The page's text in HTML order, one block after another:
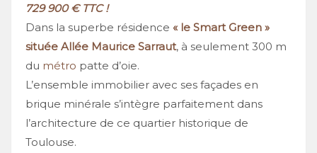
729 900 € TTC !
Dans la superbe résidence « le Smart Green »
située Allée Maurice Sarraut, à seulement 300 m
du métro patte d’oie.
L’ensemble immobilier avec ses façades en
brique minérale s’intègre parfaitement dans
l’architecture de ce quartier historique de
Toulouse.